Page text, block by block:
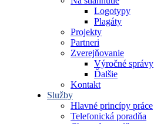
Logotypy
Plagáty
Projekty
Partneri
Zverejňovanie
Výročné správy
Ďalšie
Kontakt
Služby
Hlavné princípy práce
Telefonická poradňa